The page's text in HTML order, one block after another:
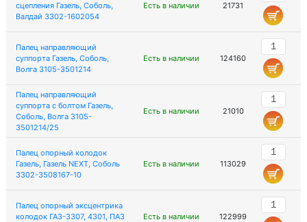
сцепления Газель, Соболь,
Валдай 3302-1602054
Есть в наличии 21731
Палец направляющий
суппорта Газель, Соболь,
Волга 3105-3501214
Есть в наличии 124160
Палец направляющий
суппорта с болтом Газель,
Соболь, Волга 3105-
3501214/25
Есть в наличии 21010
Палец опорный колодок
Газель, Газель NEXT, Соболь
3302-3508167-10
Есть в наличии 113029
Палец опорный эксцентрика
колодок ГАЗ-3307, 4301, ПАЗ
Есть в наличии 122999